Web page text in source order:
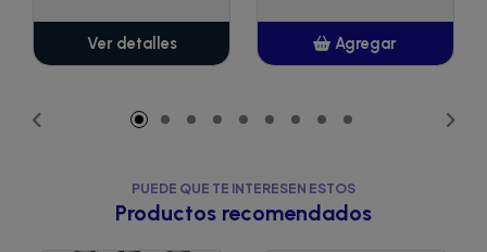
Ver detalles Agregar
PUEDE QUE TE INTERESEN ESTOS
Productos recomendados